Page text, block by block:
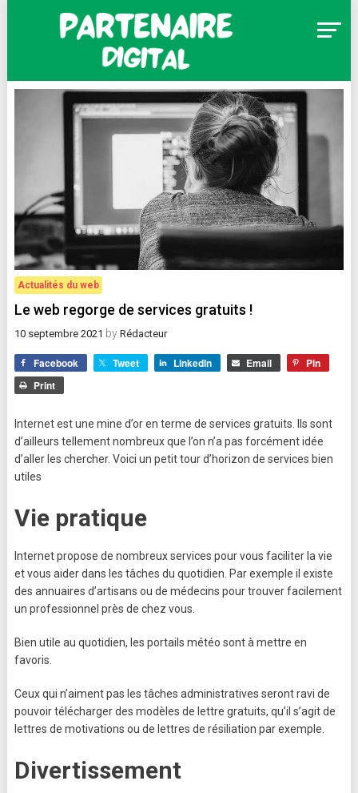
Partenaire Digital
Actualités du web
Le web regorge de services gratuits !
10 septembre 2021 by Rédacteur
Facebook Tweet LinkedIn Email
Pin
Print
Internet est une mine d’or en terme de services gratuits. Ils sont
d’ailleurs tellement nombreux que l’on n’a pas forcément idée
d’aller les chercher. Voici un petit tour d’horizon de services bien
utiles
Vie pratique
Internet propose de nombreux services pour vous faciliter la vie
et vous aider dans les tâches du quotidien. Par exemple il existe
des annuaires d’artisans ou de médecins pour trouver facilement
un professionnel près de chez vous.
Bien utile au quotidien, les portails météo sont à mettre en
favoris.
Ceux qui n’aiment pas les tâches administratives seront ravi de
pouvoir télécharger des modèles de lettre gratuits, qu’il s’agit de
lettres de motivations ou de lettres de résiliation par exemple.
Divertissement